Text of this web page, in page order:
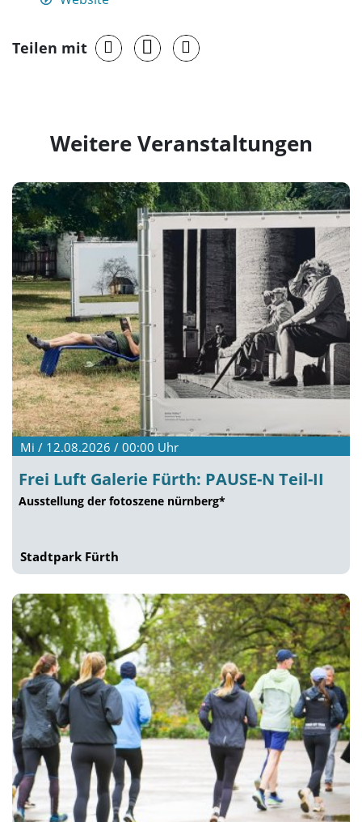
Teilen mit
Weitere Veranstaltungen
Mi / 12.08.2026 / 00:00 Uhr
Frei Luft Galerie Fürth: PAUSE-N Teil-II
Ausstellung der fotoszene nürnberg*
Stadtpark Fürth